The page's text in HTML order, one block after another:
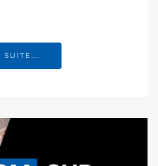
SUITE...